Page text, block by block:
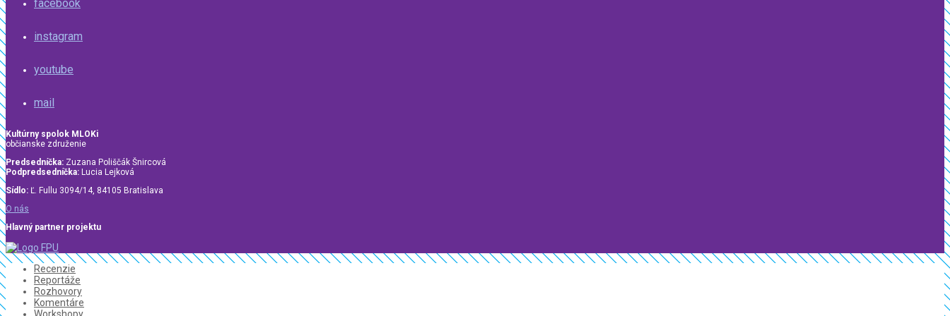
facebook
instagram
youtube
mail
Kultúrny spolok MLOKi
občianske združenie
Predsedníčka: Zuzana Poliščák Šnircová
Podpredsedníčka: Lucia Lejková
Sídlo: Ľ. Fullu 3094/14, 84105 Bratislava
O nás
Hlavný partner projektu
Recenzie
Reportáže
Rozhovory
Komentáre